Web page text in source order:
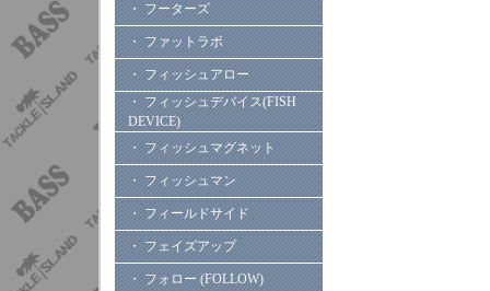
・ フーターズ
・ ファットラボ
・ フィッシュアロー
・ フィッシュデバイス(FISH
DEVICE)
・ フィッシュマグネット
・ フィッシュマン
・ フィールドサイド
・ フェイズアップ
・ フォロー (FOLLOW)